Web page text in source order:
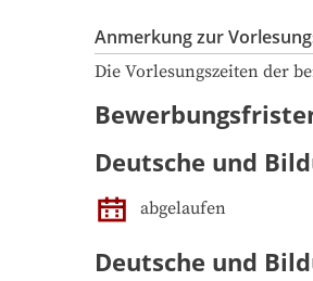
Anmerkung zur
Die Vorlesungszeiten der
Deutsche und
abgelaufen
Deutsche und